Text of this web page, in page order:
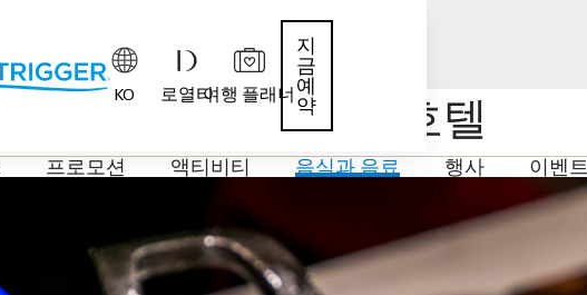
KO
로열티여행 플래너
지
금
예
약
이키키 파라다이스 호텔
프로모션 액티비티 음식과 음료 행사 이벤트